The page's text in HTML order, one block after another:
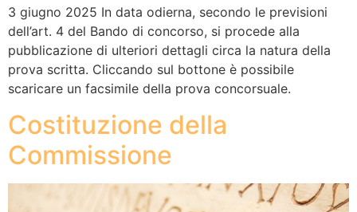
3 giugno 2025 In data odierna, secondo le previsioni
dell’art. 4 del Bando di concorso, si procede alla
pubblicazione di ulteriori dettagli circa la natura della
prova scritta. Cliccando sul bottone è possibile
scaricare un facsimile della prova concorsuale.
Costituzione della
Commissione